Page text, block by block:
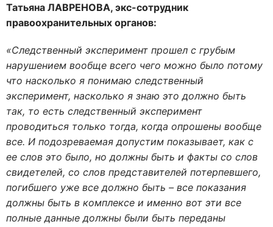
Татьяна ЛАВРЕНОВА, экс-сотрудник
правоохранительных органов:
«Следственный эксперимент прошел с грубым
нарушением вообще всего чего можно было потому
что насколько я понимаю следственный
эксперимент, насколько я знаю это должно быть
так, то есть следственный эксперимент
проводиться только тогда, когда опрошены вообще
все. И подозреваемая допустим показывает, как с
ее слов это было, но должны быть и факты со слов
свидетелей, со слов представителей потерпевшего,
погибшего уже все должно быть – все показания
должны быть в комплексе и именно вот эти все
полные данные должны были быть переданы